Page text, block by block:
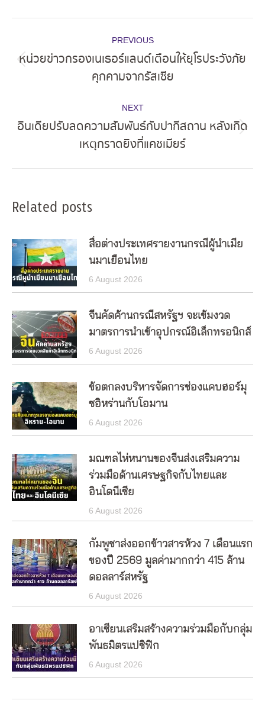
navigation
PREVIOUS
post:
หน่วยข่าวกรองเนเธอร์แลนด์เตือนให้ยุโรประวังภัย
คุกคามจากรัสเซีย
NEXT
Next
post:
อินเดียปรับลดความสัมพันธ์กับปากีสถาน หลังเกิด
เหตุกราดยิงที่แคชเมียร์
Related posts
สื่อต่างประเทศรายงานกรณีผู้นำเมีย
นมาเยือนไทย
6 August 2026
จีนคัดค้านกรณีสหรัฐฯ จะเข้มงวด
มาตรการนำเข้าอุปกรณ์อิเล็กทรอนิกส์
6 August 2026
ข้อตกลงบริหารจัดการช่องแคบฮอร์มุ
ซอิหร่านกับโอมาน
6 August 2026
มณฑลไห่หนานของจีนส่งเสริมความ
ร่วมมือด้านเศรษฐกิจกับไทยและ
อินโดนีเซีย
6 August 2026
กัมพูชาส่งออกข้าวสารห้วง 7 เดือนแรก
ของปี 2569 มูลค่ามากกว่า 415 ล้าน
ดอลลาร์สหรัฐ
6 August 2026
อาเซียนเสริมสร้างความร่วมมือกับกลุ่ม
พันธมิตรแปซิฟิก
6 August 2026